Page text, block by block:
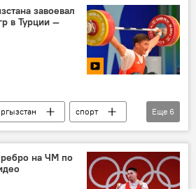
видео
завоевал
в Турции —
спорт
видео
Еще 6
на ЧМ по